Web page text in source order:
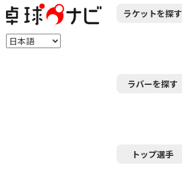
ラケットを探す
ラバーを探す
トップ選手